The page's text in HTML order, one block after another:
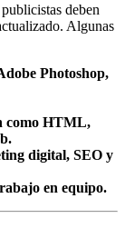
deben
Algunas
Photoshop,
como HTML,
digital, SEO y
en equipo.